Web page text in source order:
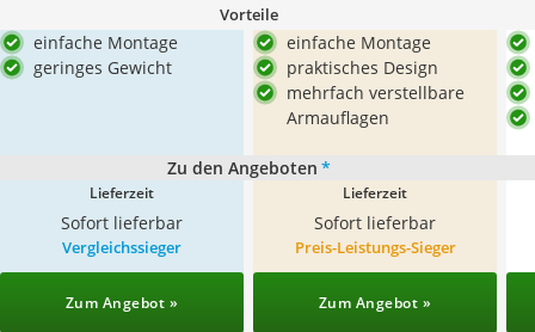
Vorteile
einfache Montage
geringes Gewicht
einfache Montage
praktisches Design
mehrfach verstellbare
Armauflagen
Zu den Angeboten *
Lieferzeit
Sofort lieferbar
Lieferzeit
Sofort lieferbar
Vergleichssieger
Zum Angebot »
Preis-Leistungs-Sieger
Zum Angebot »